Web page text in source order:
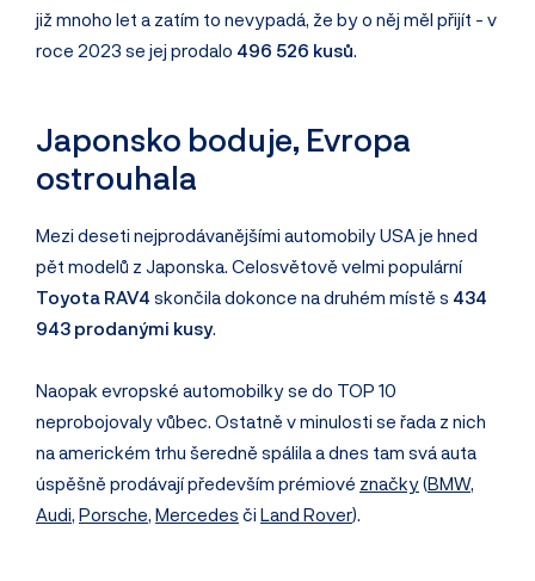
již mnoho let a zatím to nevypadá, že by o něj měl přijít - v
roce 2023 se jej prodalo 496 526 kusů.
Japonsko boduje, Evropa
ostrouhala
Mezi deseti nejprodávanějšími automobily USA je hned
pět modelů z Japonska. Celosvětově velmi populární
Toyota RAV4 skončila dokonce na druhém místě s 434
943 prodanými kusy.
Naopak evropské automobilky se do TOP 10
neprobojovaly vůbec. Ostatně v minulosti se řada z nich
na americkém trhu šeredně spálila a dnes tam svá auta
úspěšně prodávají především prémiové značky(BMW,
Audi, Porsche, Mercedes či Land Rover).